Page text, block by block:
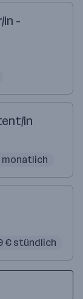
in -
in
monatlich
€ stündlich